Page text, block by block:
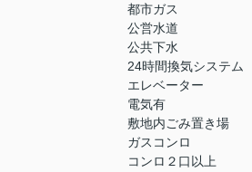
都市ガス
公営水道
公共下水
24時間換気システム
エレベーター
電気有
敷地内ごみ置き場
ガスコンロ
コンロ２口以上